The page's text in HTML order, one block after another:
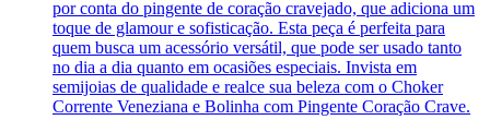
por conta do pingente de coração cravejado, que adiciona um
toque de glamour e sofisticação. Esta peça é perfeita para
quem busca um acessório versátil, que pode ser usado tanto
no dia a dia quanto em ocasiões especiais. Invista em
semijoias de qualidade e realce sua beleza com o Choker
Corrente Veneziana e Bolinha com Pingente Coração Crave.